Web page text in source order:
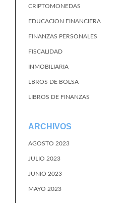
CRIPTOMONEDAS
EDUCACION FINANCIERA
FINANZAS PERSONALES
FISCALIDAD
INMOBILIARIA
LBROS DE BOLSA
LIBROS DE FINANZAS
ARCHIVOS
AGOSTO 2023
JULIO 2023
JUNIO 2023
MAYO 2023